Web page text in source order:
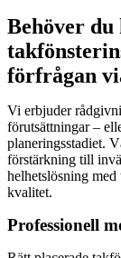
Behöver du
förfrågan
Vi erbjuder
förutsättningar –
planeringsstadiet.
förstärkning till
helhetslösning
kvalitet.
Professionell